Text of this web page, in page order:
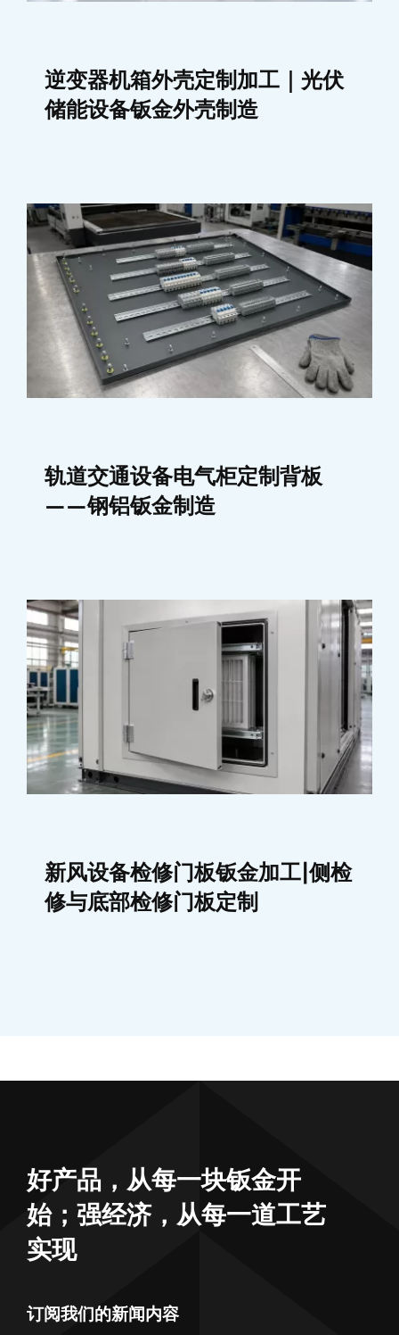
逆变器机箱外壳定制加工｜光伏
储能设备钣金外壳制造
轨道交通设备电气柜定制背板
——钢铝钣金制造
新风设备检修门板钣金加工|侧检
修与底部检修门板定制
好产品，从每一块钣金开
始；强经济，从每一道工艺
实现
订阅我们的新闻内容